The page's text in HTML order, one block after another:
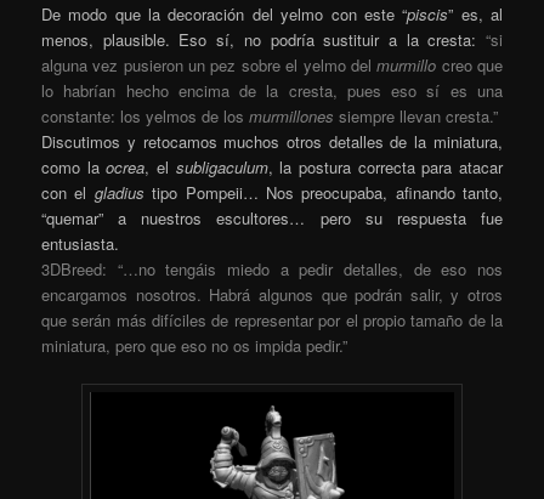
De modo que la decoración del yelmo con este “piscis” es, al
menos, plausible. Eso sí, no podría sustituir a la cresta: “si
alguna vez pusieron un pez sobre el yelmo delmurmillo creo que
lo habrían hecho encima de la cresta, pues eso sí es una
constante: los yelmos de losmurmillonessiempre llevan cresta.”
Discutimos y retocamos muchos otros detalles de la miniatura,
como laocrea, el subligaculum, la postura correcta para atacar
con el gladius tipo Pompeii… Nos preocupaba, afinando tanto,
“quemar” a nuestros escultores… pero su respuesta fue
entusiasta.
3DBreed: “…no tengáis miedo a pedir detalles, de eso nos
encargamos nosotros. Habrá algunos que podrán salir, y otros
que serán más difíciles de representar por el propio tamaño de la
miniatura, pero que eso no os impida pedir.”